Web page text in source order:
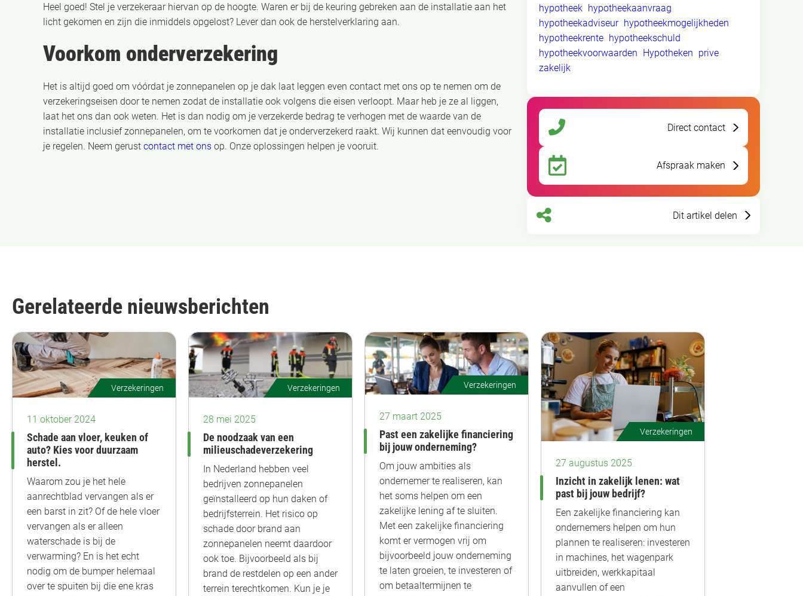
Heel goed! Stel je verzekeraar hiervan op de hoogte. Waren er bij de keuring gebreken aan de installatie aan het
licht gekomen en zijn die inmiddels opgelost? Lever dan ook de herstelverklaring aan.
Voorkom onderverzekering
Het is altijd goed om vóórdat je zonnepanelen op je dak laat leggen even contact met ons op te nemen om de
verzekeringseisen door te nemen zodat de installatie ook volgens die eisen verloopt. Maar heb je ze al liggen,
laat het ons dan ook weten. Het is dan nodig om je verzekerde bedrag te verhogen met de waarde van de
installatie inclusief zonnepanelen, om te voorkomen dat je onderverzekerd raakt. Wij kunnen dat eenvoudig voor
je regelen. Neem gerust contact met ons op. Onze oplossingen helpen je vooruit.
hypotheek hypotheekaanvraag
hypotheekadviseur hypotheekmogelijkheden
hypotheekrente hypotheekschuld
hypotheekvoorwaarden Hypotheken prive
zakelijk
Direct contact
Afspraak maken
Dit artikel delen
Gerelateerde nieuwsberichten
Verzekeringen
11 oktober 2024
Schade aan vloer, keuken of
auto? Kies voor duurzaam
herstel.
Waarom zou je het hele
aanrechtblad vervangen als er
een barst in zit? Of de hele vloer
vervangen als er alleen
waterschade is bij de
verwarming? En is het echt
nodig om de bumper helemaal
over te spuiten bij die ene kras
Verzekeringen
28 mei 2025
De noodzaak van een
milieuschadeverzekering
In Nederland hebben veel
bedrijven zonnepanelen
geïnstalleerd op hun daken of
bedrijfsterrein. Het risico op
schade door brand aan
zonnepanelen neemt daardoor
ook toe. Bijvoorbeeld als bij
brand de restdelen op een ander
terrein terechtkomen. Kun je je
Verzekeringen
27 maart 2025
Past een zakelijke financiering
bij jouw onderneming?
Om jouw ambities als
ondernemer te realiseren, kan
het soms helpen om een
zakelijke lening af te sluiten.
Met een zakelijke financiering
komt er vermogen vrij om
bijvoorbeeld jouw onderneming
te laten groeien, te investeren of
om betaaltermijnen te
Verzekeringen
27 augustus 2025
Inzicht in zakelijk lenen: wat
past bij jouw bedrijf?
Een zakelijke financiering kan
ondernemers helpen om hun
plannen te realiseren: investeren
in machines, het wagenpark
uitbreiden, werkkapitaal
aanvullen of een